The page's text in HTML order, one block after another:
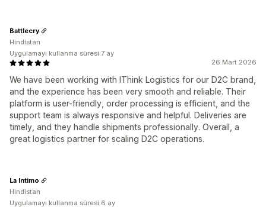
26 Mart 2026
We have been working with IThink Logistics for our D2C brand,
and the experience has been very smooth and reliable. Their
platform is user-friendly, order processing is efficient, and the
support team is always responsive and helpful. Deliveries are
timely, and they handle shipments professionally. Overall, a
great logistics partner for scaling D2C operations.
Battlecry
Hindistan
Uygulamayı kullanma süresi:7 ay
La Intimo
Hindistan
Uygulamayı kullanma süresi:6 ay